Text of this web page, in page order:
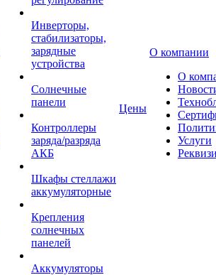
Инверторы,
стабилизаторы,
зарядные
устройства
Солнечные
панели
Контроллеры
заряда/разряда
АКБ
Шкафы стеллажи
аккумуляторные
Крепления
солнечных
панелей
Аккумуляторы
Цены
О компании
О
Услуги